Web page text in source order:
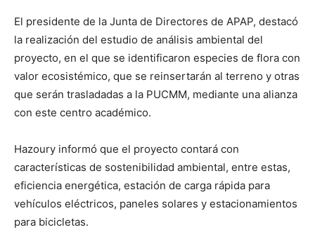
El presidente de la Junta de Directores de APAP, destacó
la realización del estudio de análisis ambiental del
proyecto, en el que se identificaron especies de flora con
valor ecosistémico, que se reinsertarán al terreno y otras
que serán trasladadas a la PUCMM, mediante una alianza
con este centro académico.
Hazoury informó que el proyecto contará con
características de sostenibilidad ambiental, entre estas,
eficiencia energética, estación de carga rápida para
vehículos eléctricos, paneles solares y estacionamientos
para bicicletas.